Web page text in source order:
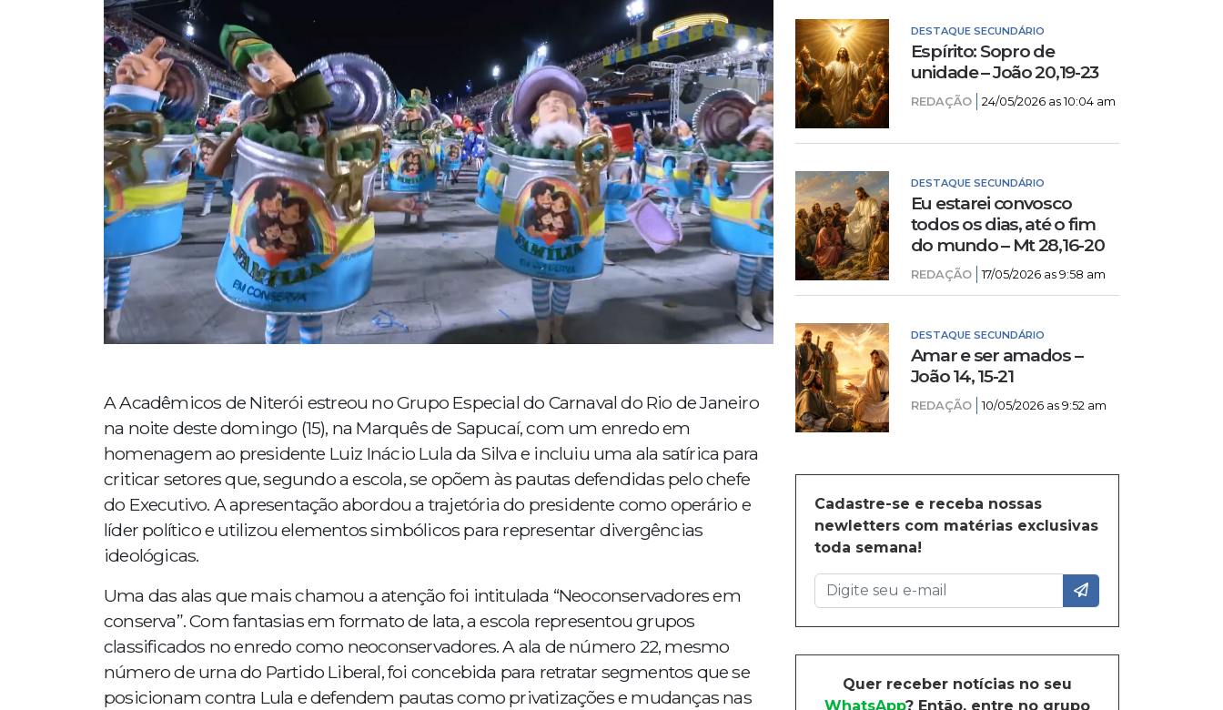
A Acadêmicos de Niterói estreou no Grupo Especial do Carnaval do Rio de Janeiro
na noite deste domingo (15), na Marquês de Sapucaí, com um enredo em
homenagem ao presidente Luiz Inácio Lula da Silva e incluiu uma ala satírica para
criticar setores que, segundo a escola, se opõem às pautas defendidas pelo chefe
do Executivo. A apresentação abordou a trajetória do presidente como operário e
líder político e utilizou elementos simbólicos para representar divergências
ideológicas.
Uma das alas que mais chamou a atenção foi intitulada “Neoconservadores em
conserva”. Com fantasias em formato de lata, a escola representou grupos
classificados no enredo como neoconservadores. A ala de número 22, mesmo
número de urna do Partido Liberal, foi concebida para retratar segmentos que se
posicionam contra Lula e defendem pautas como privatizações e mudanças nas
DESTAQUE SECUNDÁRIO
Espírito: Sopro de
unidade – João 20,19-23
REDAÇÃO 24/05/2026 as 10:04 am
DESTAQUE SECUNDÁRIO
Eu estarei convosco
todos os dias, até o fim
do mundo – Mt 28,16-20
REDAÇÃO 17/05/2026 as 9:58 am
DESTAQUE SECUNDÁRIO
Amar e ser amados –
João 14, 15-21
REDAÇÃO 10/05/2026 as 9:52 am
Cadastre-se e receba nossas
newletters com matérias exclusivas
toda semana!
Quer receber notícias no seu
WhatsApp? Então, entre no grupo